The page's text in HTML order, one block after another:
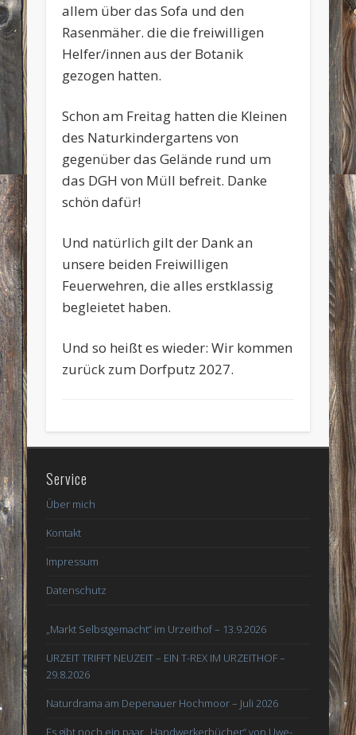
allem über das Sofa und den
Rasenmäher. die die freiwilligen
Helfer/innen aus der Botanik
gezogen hatten.
Schon am Freitag hatten die Kleinen
des Naturkindergartens von
gegenüber das Gelände rund um
das DGH von Müll befreit. Danke
schön dafür!
Und natürlich gilt der Dank an
unsere beiden Freiwilligen
Feuerwehren, die alles erstklassig
begleietet haben.
Und so heißt es wieder: Wir kommen
zurück zum Dorfputz 2027.
Service
Über mich
Kontakt
Impressum
Datenschutz
„Markt Selbstgemacht“ im Urzeithof – 13.9.2026
URZEIT TRIFFT NEUZEIT – EIN T-REX IM URZEITHOF –
29.8.2026
Naturdrama am Depenauer Hochmoor – Juli 2026
Es gibt noch ein paar „Handwerkerbücher“ von Uwe-